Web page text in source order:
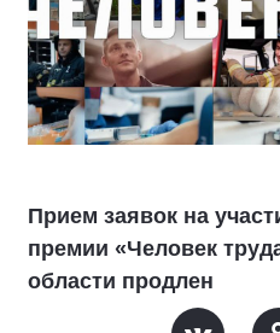
Прием заявок на
премии «Человек
области продлен